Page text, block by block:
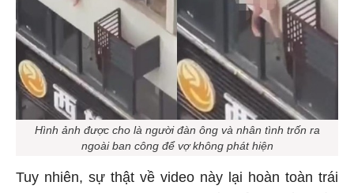
Hình ảnh được cho là người đàn ông và nhân tình trốn ra
ngoài ban công để vợ không phát hiện
Tuy nhiên, sự thật về video này lại hoàn toàn trái